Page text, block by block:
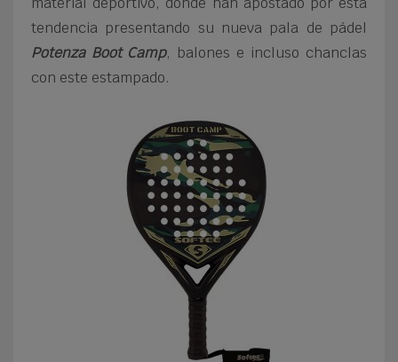
tendencia presentando su nueva pala de pádel
Potenza Boot Camp, balones e incluso chanclas
con este estampado.